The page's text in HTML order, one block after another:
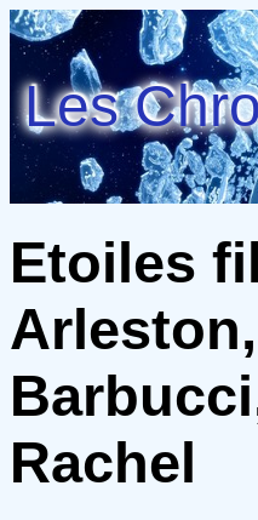
Les
Etoiles
Rachel